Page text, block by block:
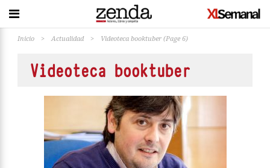
Inicio > Actualidad > Videoteca booktuber (Page 6)
Videoteca booktuber